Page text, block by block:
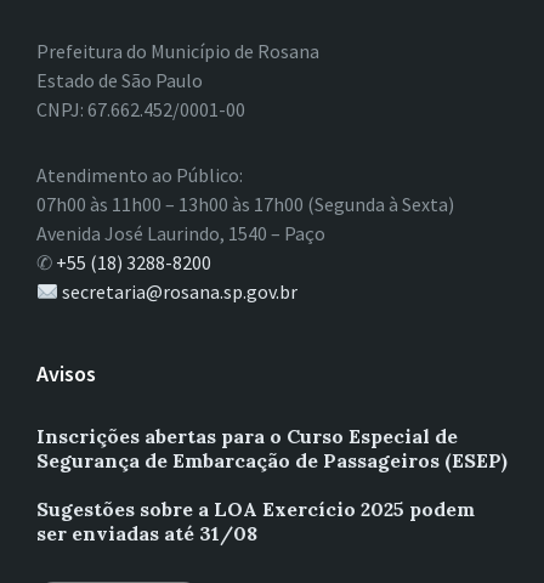
Prefeitura do Município de Rosana
Estado de São Paulo
CNPJ: 67.662.452/0001-00
Atendimento ao Público:
07h00 às 11h00 – 13h00 às 17h00 (Segunda à Sexta)
Avenida José Laurindo, 1540 – Paço
✆ +55 (18) 3288-8200
secretaria@rosana.sp.gov.br
Avisos
Inscrições abertas para o Curso Especial de
Segurança de Embarcação de Passageiros (ESEP)
Sugestões sobre a LOA Exercício 2025 podem
ser enviadas até 31/08